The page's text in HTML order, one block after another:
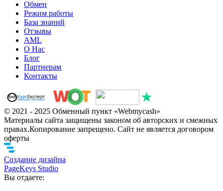
Обмен
Режим работы
База знаний
Отзывы
AML
О Нас
Блог
Партнерам
Контакты
© 2021 - 2025 Обменный пункт «Webmycash»
Материалы сайта защищены законом об авторских и смежных
правах.Копирование запрещено. Сайт не является договором
оферты
Создание дизайна
PageKeys Studio
Вы отдаете: